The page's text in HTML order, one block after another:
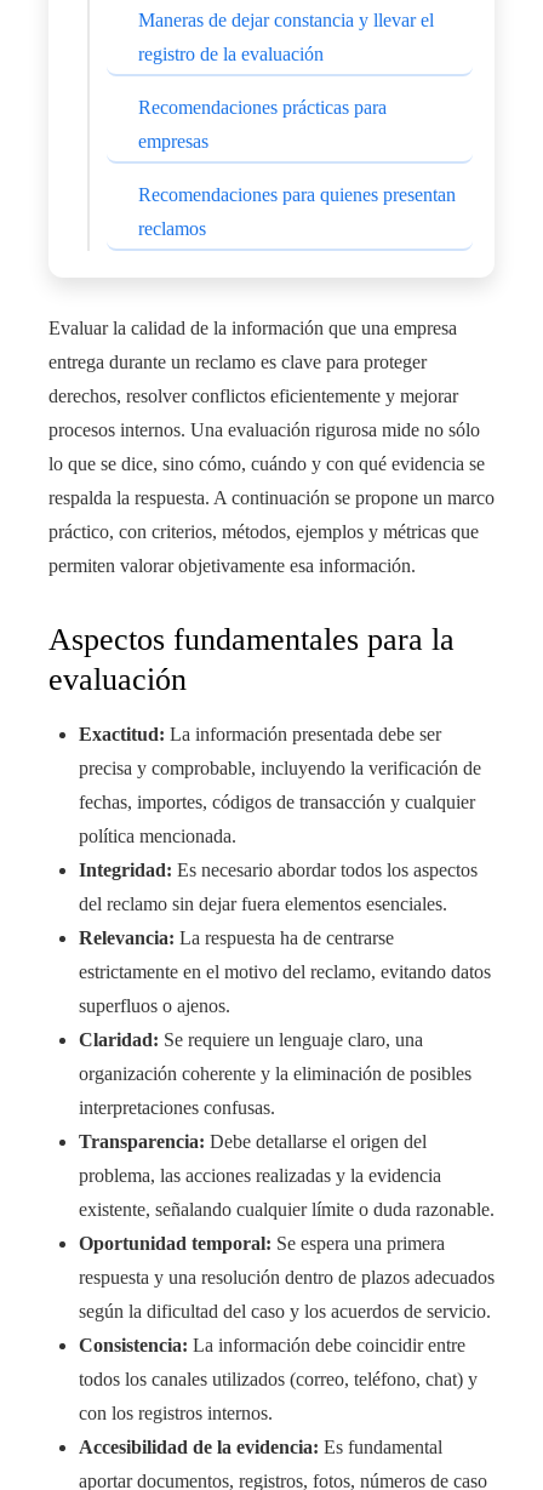
Maneras de dejar constancia y llevar el
registro de la evaluación
Recomendaciones prácticas para
empresas
Recomendaciones para quienes presentan
reclamos
Evaluar la calidad de la información que una empresa
entrega durante un reclamo es clave para proteger
derechos, resolver conflictos eficientemente y mejorar
procesos internos. Una evaluación rigurosa mide no sólo
lo que se dice, sino cómo, cuándo y con qué evidencia se
respalda la respuesta. A continuación se propone un marco
práctico, con criterios, métodos, ejemplos y métricas que
permiten valorar objetivamente esa información.
Aspectos fundamentales para la
evaluación
Exactitud: La información presentada debe ser
precisa y comprobable, incluyendo la verificación de
fechas, importes, códigos de transacción y cualquier
política mencionada.
Integridad: Es necesario abordar todos los aspectos
del reclamo sin dejar fuera elementos esenciales.
Relevancia: La respuesta ha de centrarse
estrictamente en el motivo del reclamo, evitando datos
superfluos o ajenos.
Claridad: Se requiere un lenguaje claro, una
organización coherente y la eliminación de posibles
interpretaciones confusas.
Transparencia: Debe detallarse el origen del
problema, las acciones realizadas y la evidencia
existente, señalando cualquier límite o duda razonable.
Oportunidad temporal: Se espera una primera
respuesta y una resolución dentro de plazos adecuados
según la dificultad del caso y los acuerdos de servicio.
Consistencia: La información debe coincidir entre
todos los canales utilizados (correo, teléfono, chat) y
con los registros internos.
Accesibilidad de la evidencia: Es fundamental
aportar documentos, registros, fotos, números de caso